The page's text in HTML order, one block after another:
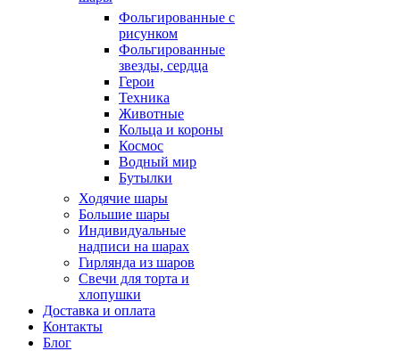
Фольгированные с
рисунком
Фольгированные
звезды, сердца
Герои
Техника
Животные
Кольца и короны
Космос
Водный мир
Бутылки
Ходячие шары
Большие шары
Индивидуальные
надписи на шарах
Гирлянда из шаров
Свечи для торта и
хлопушки
Доставка и оплата
Контакты
Блог